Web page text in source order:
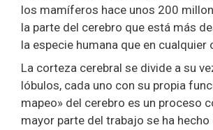
los mamíferos hace unos 200
la parte del cerebro que está más
la especie humana que en cualquier
La corteza cerebral se divide a su
lóbulos, cada uno con su propia
mapeo» del cerebro es un proceso
mayor parte del trabajo se ha hecho